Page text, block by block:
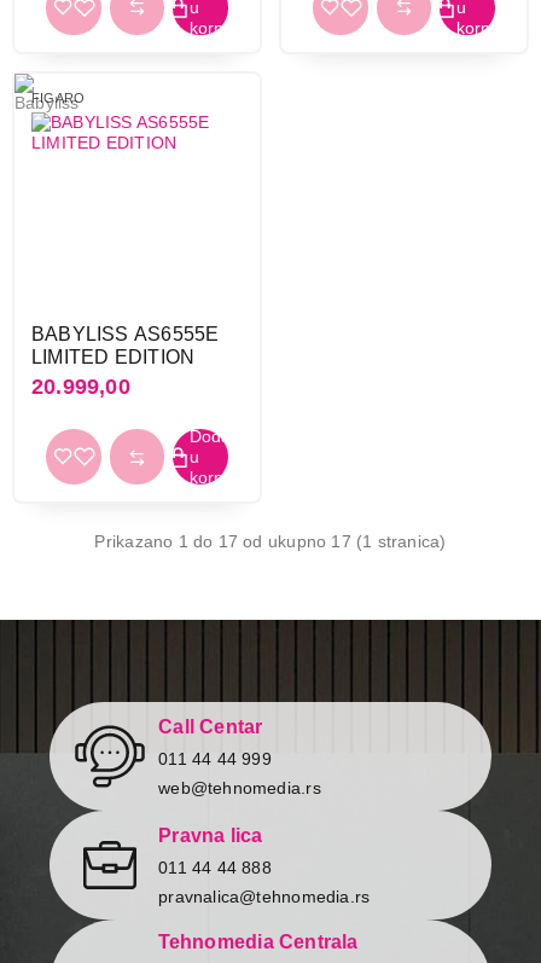
FIGARO
BABYLISS AS6555E
LIMITED EDITION
20.999,00
Prikazano 1 do 17 od ukupno 17 (1 stranica)
Call Centar
011 44 44 999
web@tehnomedia.rs
Pravna lica
011 44 44 888
pravnalica@tehnomedia.rs
Tehnomedia Centrala